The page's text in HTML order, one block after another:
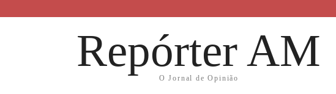
Repórter AM
O Jornal de Opinião